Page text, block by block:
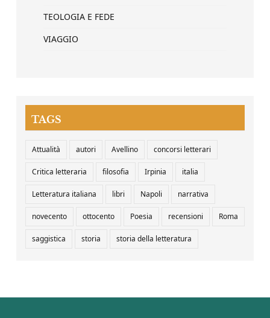
TEOLOGIA E FEDE
VIAGGIO
TAGS
Attualità autori Avellino concorsi letterari
Critica letteraria filosofia Irpinia italia
Letteratura italiana libri Napoli narrativa
novecento ottocento Poesia recensioni Roma
saggistica storia storia della letteratura